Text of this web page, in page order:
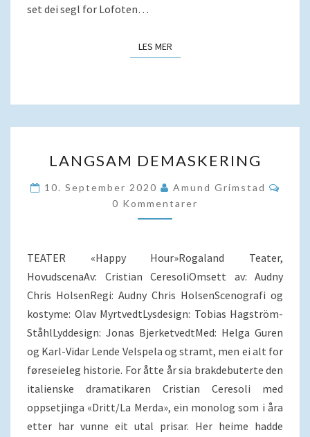
set dei segl for Lofoten…
LES MERLES MER
DEMASKERING
LANGSAM DEMASKERING
10. September 2020 Amund Grimstad
0 Kommentarer
TEATER «Happy Hour»Rogaland Teater,
HovudscenaAv: Cristian CeresoliOmsett av: Audny
Chris HolsenRegi: Audny Chris HolsenScenografi og
kostyme: Olav MyrtvedtLysdesign: Tobias Hagström-
StåhlLyddesign: Jonas BjerketvedtMed: Helga Guren
og Karl-Vidar Lende Velspela og stramt, men ei alt for
føreseieleg historie. For åtte år sia brakdebuterte den
italienske dramatikaren Cristian Ceresoli med
oppsetjinga «Dritt/La Merda», ein monolog som i åra
etter har vunne eit utal prisar. Her heime hadde